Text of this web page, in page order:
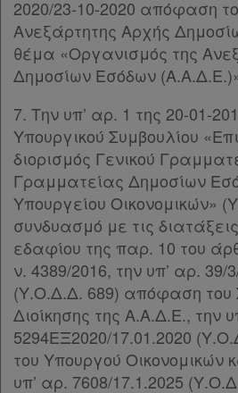
Συνδρομής
Ατομική
συνδρομή
Ομαδικά
πακέτα
Παροχές
σε
συνδρομητές
Ενεργοί
2020/23-10-2020 απόφαση
Ανεξάρτητης Αρχής
θέμα «Οργανισμός της
Δημοσίων Εσόδων
7. Την υπ’ αρ. 1 της 20-01-
Υπουργικού Συμβουλίου
διορισμός Γενικού
Γραμματείας Δημοσίων
Υπουργείου Οικονομικών»
συνδυασμό με τις
εδαφίου της παρ. 10 του
ν. 4389/2016, την υπ’ αρ. 39/
(Υ.Ο.Δ.Δ. 689) απόφαση του
Διοίκησης της Α.Α.Δ.Ε., την
5294ΕΞ2020/17.01.2020
του Υπουργού Οικονομικών
υπ’ αρ. 7608/17.1.2025